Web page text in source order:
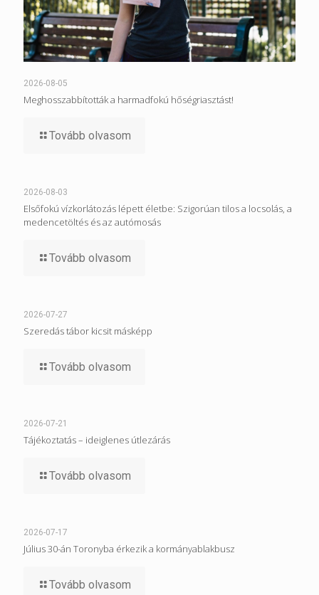
2026-08-05
Meghosszabbították a harmadfokú hőségriasztást!
Tovább olvasom
2026-08-03
Elsőfokú vízkorlátozás lépett életbe: Szigorúan tilos a locsolás, a
medencetöltés és az autómosás
Tovább olvasom
2026-07-27
Szeredás tábor kicsit másképp
Tovább olvasom
2026-07-21
Tájékoztatás – ideiglenes útlezárás
Tovább olvasom
2026-07-17
Július 30-án Toronyba érkezik a kormányablakbusz
Tovább olvasom